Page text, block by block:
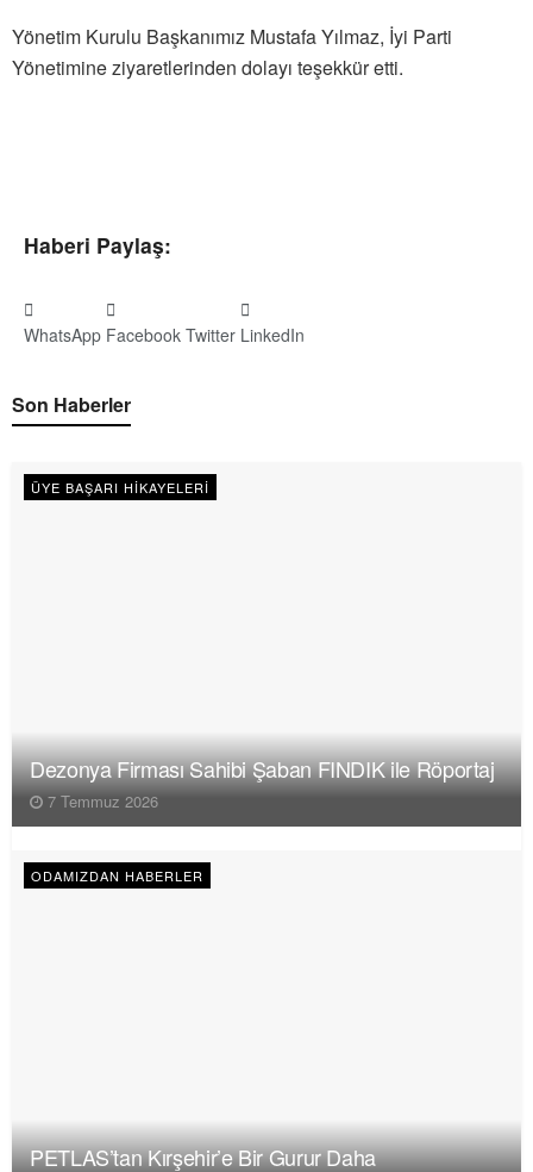
Yönetim Kurulu Başkanımız Mustafa Yılmaz, İyi Parti
Yönetimine ziyaretlerinden dolayı teşekkür etti.
Haberi Paylaş:
WhatsApp Facebook Twitter LinkedIn
Son Haberler
ÜYE BAŞARI HIKAYELERI
Dezonya Firması Sahibi Şaban FINDIK ile Röportaj
7 Temmuz 2026
ODAMIZDAN HABERLER
PETLAS’tan Kırşehir’e Bir Gurur Daha